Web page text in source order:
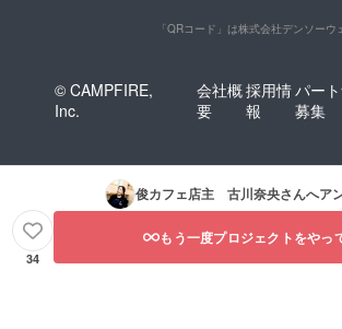
「QRコード」は株式会社デンソーウ
© CAMPFIRE,
Inc.
会社概
要
採用情
報
パー
募集
俊カフェ店主 古川奈央さんへア
34
もう一度プロジェクトをやっ